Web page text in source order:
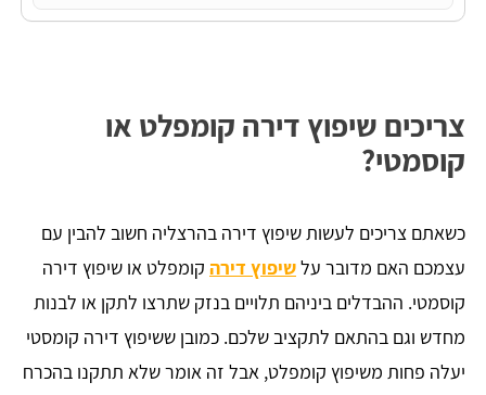
צריכים שיפוץ דירה קומפלט או
קוסמטי?
כשאתם צריכים לעשות שיפוץ דירה בהרצליה חשוב להבין עם
עצמכם האם מדובר עלשיפוץ דירה קומפלט או שיפוץ דירה
קוסמטי. ההבדלים ביניהם תלויים בנזק שתרצו לתקן או לבנות
מחדש וגם בהתאם לתקציב שלכם. כמובן ששיפוץ דירה קומסטי
יעלה פחות משיפוץ קומפלט, אבל זה אומר שלא תתקנו בהכרח